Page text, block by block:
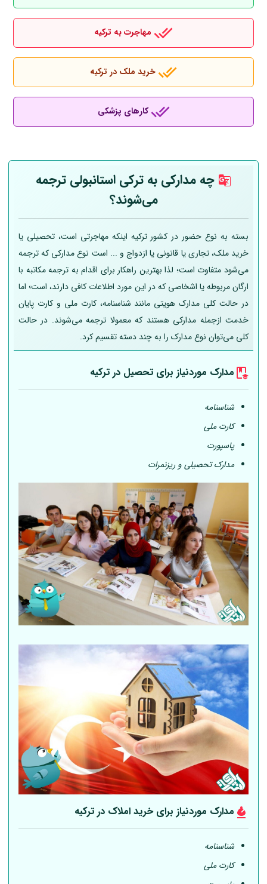
مهاجرت به ترکیه
خرید ملک در ترکیه
کارهای پزشکی
چه مدارکی به ترکی استانبولی ترجمه
می‌شوند؟
بسته به نوع حضور در کشور ترکیه اینکه مهاجرتی است، تحصیلی یا
خرید ملک، تجاری یا قانونی یا ازدواج و ... است نوع مدارکی که ترجمه
می‌شود متفاوت است؛ لذا بهترین راهکار برای اقدام به ترجمه مکاتبه با
ارگان مربوطه یا اشخاصی که در این مورد اطلاعات کافی دارند، است؛ اما
در حالت کلی مدارک هویتی مانند شناسنامه، کارت ملی و کارت پایان
خدمت ازجمله مدارکی هستند که معمولا ترجمه می‌شوند. در حالت
کلی می‌توان نوع مدارک را به چند دسته تقسیم کرد.
مدارک موردنیاز برای تحصیل در ترکیه
شناسنامه
کارت ملی
پاسپورت
مدارک تحصیلی و ریزنمرات
مدارک موردنیاز برای خرید املاک در ترکیه
شناسنامه
کارت ملی